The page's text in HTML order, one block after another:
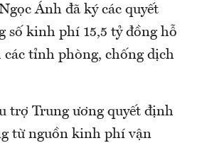
Ánh đã ký các quyết
số kinh phí 15,5 tỷ đồng hỗ
tỉnh phòng, chống dịch
trợ Trung ương quyết định
từ nguồn kinh phí vận